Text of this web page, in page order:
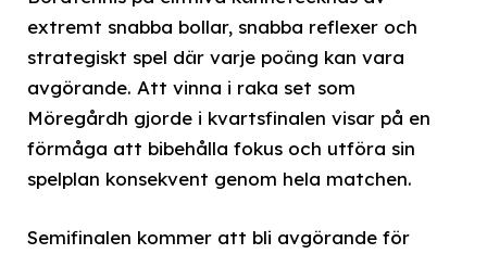
extremt snabba bollar, snabba reflexer och
strategiskt spel där varje poäng kan vara
avgörande. Att vinna i raka set som
Möregårdh gjorde i kvartsfinalen visar på en
förmåga att bibehålla fokus och utföra sin
spelplan konsekvent genom hela matchen.
Semifinalen kommer att bli avgörande för